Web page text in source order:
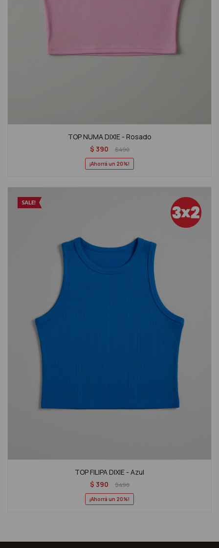
TOP NUMA DIXIE - Rosado
$ 390 $490
20
TOP FILIPA DIXIE - Azul
$ 390 $490
20